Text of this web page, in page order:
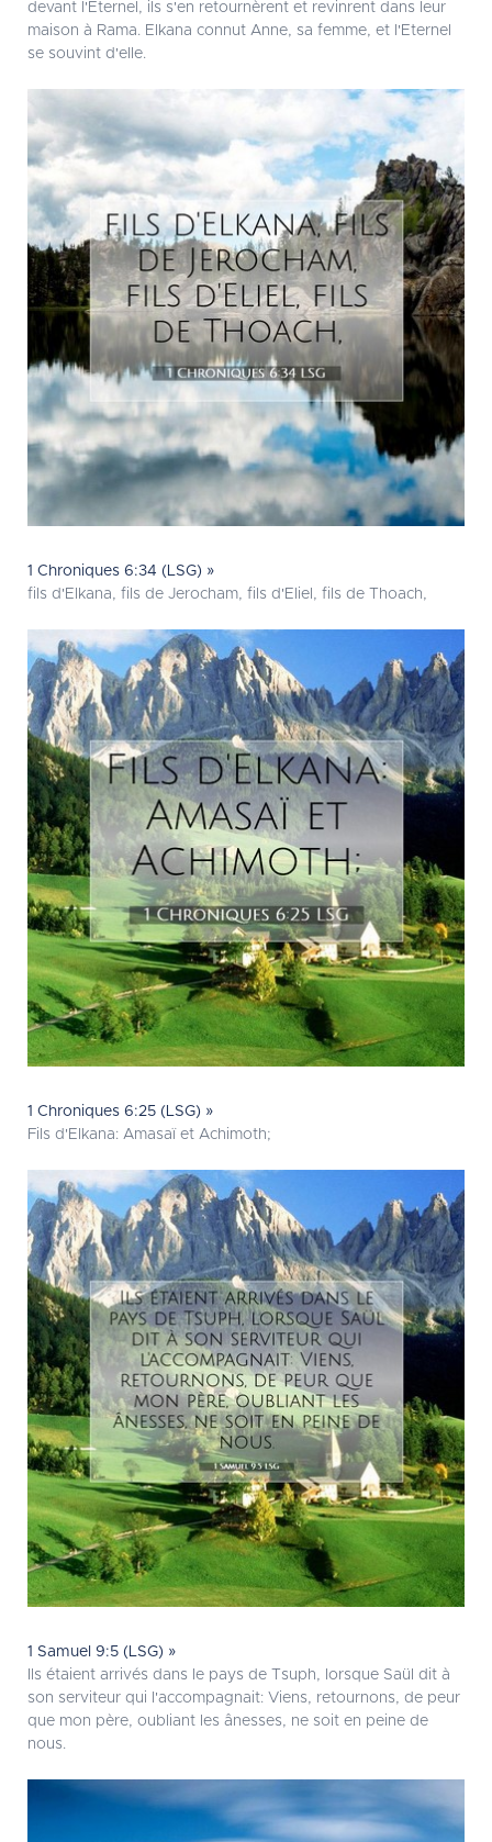
devant l'Eternel, ils s'en retournèrent et revinrent dans leur
maison à Rama. Elkana connut Anne, sa femme, et l'Eternel
se souvint d'elle.
1 Chroniques 6:34 (LSG) »
fils d'Elkana, fils de Jerocham, fils d'Eliel, fils de Thoach,
1 Chroniques 6:25 (LSG) »
Fils d'Elkana: Amasaï et Achimoth;
1 Samuel 9:5 (LSG) »
Ils étaient arrivés dans le pays de Tsuph, lorsque Saül dit à
son serviteur qui l'accompagnait: Viens, retournons, de peur
que mon père, oubliant les ânesses, ne soit en peine de
nous.